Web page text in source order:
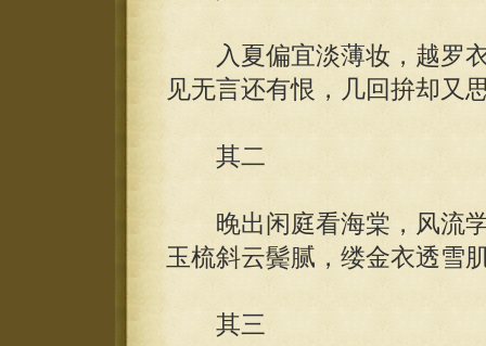
入夏偏宜淡薄妆，越罗
见无言还有恨，几回拚却又
其二
晚出闲庭看海棠，风流
玉梳斜云鬓腻，缕金衣透雪
其三